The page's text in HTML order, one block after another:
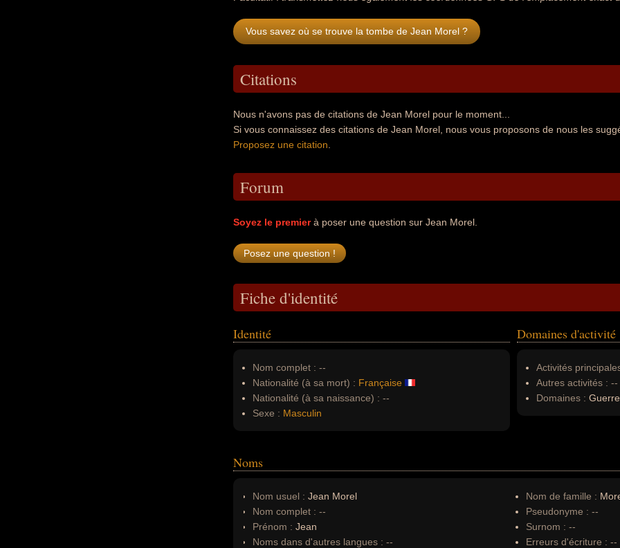
Vous savez où se trouve la tombe de Jean Morel ?
Citations
Nous n'avons pas de citations de Jean Morel pour le moment...
Si vous connaissez des citations de Jean Morel, nous vous proposons de nous les
Proposez une citation
Forum
Soyez le premierà poser une question sur Jean Morel.
Fiche d'identité
Identité
Nom complet : --
Nationalité (à sa mort) : Française
Nationalité (à sa naissance) : --
Sexe : Masculin
Domaines d'activité
Activités
Autres activités : --
Domaines : Guerre
Noms
Nom usuel : Jean Morel
Nom complet : --
Prénom : Jean
Noms dans d'autres langues : --
Nom de famille :
Pseudonyme : --
Surnom : --
Erreurs d'écriture : --